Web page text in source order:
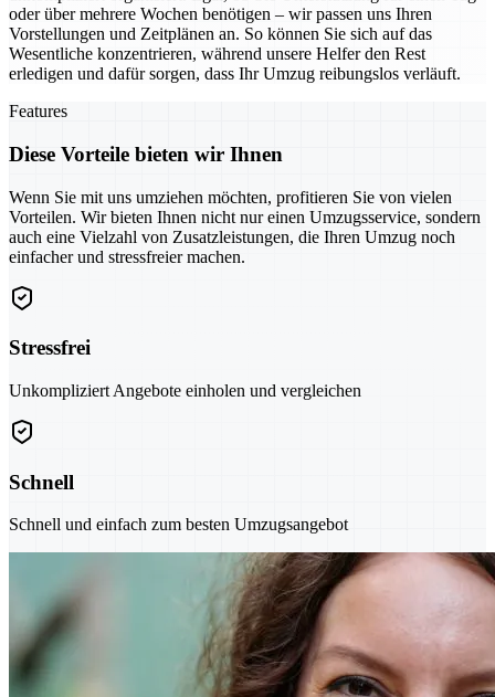
oder über mehrere Wochen benötigen – wir passen uns Ihren
Vorstellungen und Zeitplänen an. So können Sie sich auf das
Wesentliche konzentrieren, während unsere Helfer den Rest
erledigen und dafür sorgen, dass Ihr Umzug reibungslos verläuft.
Features
Diese Vorteile bieten wir Ihnen
Wenn Sie mit uns umziehen möchten, profitieren Sie von vielen
Vorteilen. Wir bieten Ihnen nicht nur einen Umzugsservice, sondern
auch eine Vielzahl von Zusatzleistungen, die Ihren Umzug noch
einfacher und stressfreier machen.
Stressfrei
Unkompliziert Angebote einholen und vergleichen
Schnell
Schnell und einfach zum besten Umzugsangebot